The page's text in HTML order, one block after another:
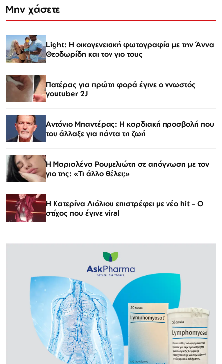
Μην χάσετε
Light: Η οικογενειακή φωτογραφία με την Άννα
Θεοδωρίδη και τον γιο τους
Πατέρας για πρώτη φορά έγινε ο γνωστός
youtuber 2J
Αντόνιο Μπαντέρας: Η καρδιακή προσβολή που
του άλλαξε για πάντα τη ζωή
H Μαριαλένα Ρουμελιώτη σε απόγνωση με τον
γιο της: «Τι άλλο θέλει;»
Η Κατερίνα Λιόλιου επιστρέφει με νέο hit – Ο
στίχος που έγινε viral